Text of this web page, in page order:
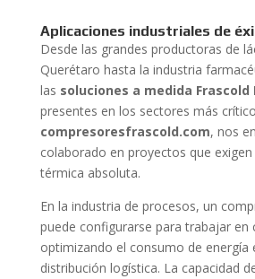
Aplicaciones industriales de
Desde las grandes productoras de
Querétaro hasta la industria
las soluciones a medida Frascold
presentes en los sectores más
compresoresfrascold.com, nos
colaborado en proyectos que
térmica absoluta.
En la industria de procesos, un
puede configurarse para trabajar en
optimizando el consumo de energía
distribución logística. La capacidad